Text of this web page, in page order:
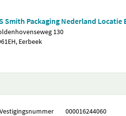
Smith Packaging Nederland Locatie
130
Eerbeek
Vestigingsnummer
000016244060